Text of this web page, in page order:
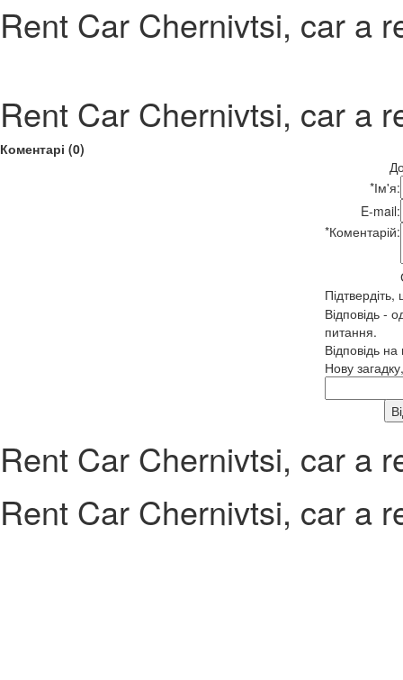
Rent Car Chernivtsi, car a
Rent Car Chernivtsi, car a
Коментарі (0)
*Ім'я:
E-mail:
*Коментарій:
Відповідь -
питання.
Відповідь
Нову
Rent Car Chernivtsi, car a
Rent Car Chernivtsi, car a